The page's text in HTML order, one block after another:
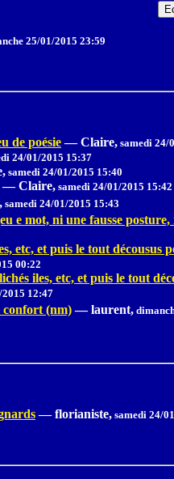
25/01/2015 23:59
de poésie — Claire, samedi 24/
24/01/2015 15:37
samedi 24/01/2015 15:40
— Claire, samedi 24/01/2015 15:42
samedi 24/01/2015 15:43
e mot, ni une fausse
etc, et puis le tout
00:22
iles, etc, et puis le tout
12:47
confort (nm) — laurent,
— florianiste, samedi 24/